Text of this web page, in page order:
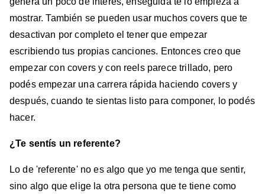
mostrar. También se pueden usar muchos covers que te
desactivan por completo el tener que empezar
escribiendo tus propias canciones. Entonces creo que
empezar con covers y con reels parece trillado, pero
podés empezar una carrera rápida haciendo covers y
después, cuando te sientas listo para componer, lo podés
hacer.
¿Te sentís un referente?
Lo de 'referente' no es algo que yo me tenga que sentir,
sino algo que elige la otra persona que te tiene como